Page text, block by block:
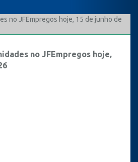
no JFEmpregos hoje,